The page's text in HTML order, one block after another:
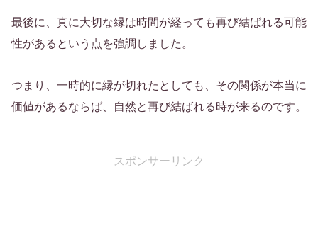
最後に、真に大切な縁は時間が経っても再び結ばれる可能
性があるという点を強調しました。
つまり、一時的に縁が切れたとしても、その関係が本当に
価値があるならば、自然と再び結ばれる時が来るのです。
スポンサーリンク